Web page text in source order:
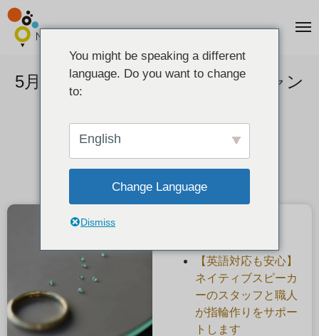
5月の誕生石・エメラルド半額キャン
【英語対応も安心】
ネイティブスピーカ
ーのスタッフと職人
が指輪作りをサポー
トします
You might be speaking a different
language. Do you want to change
to:
English
Change Language
Dismiss